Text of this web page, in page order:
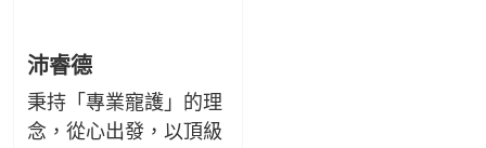
沛睿德
秉持「專業寵護」的理
念，從心出發，以頂級